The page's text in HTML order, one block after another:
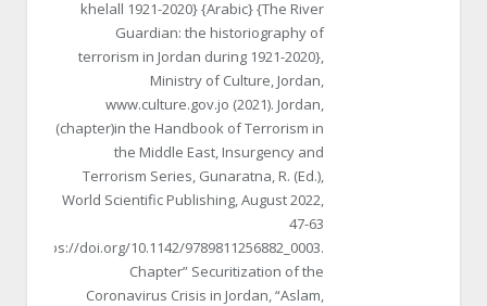
khelall 1921-2020} {Arabic} {The River
Guardian: the historiography of
terrorism in Jordan during 1921-2020},
Ministry of Culture, Jordan,
www.culture.gov.jo (2021). Jordan,
(chapter)in the Handbook of Terrorism in
the Middle East, Insurgency and
Terrorism Series, Gunaratna, R. (Ed.),
World Scientific Publishing, August 2022,
47-63
https://doi.org/10.1142/9789811256882_0003.
Chapter” Securitization of the
Coronavirus Crisis in Jordan, “Aslam,